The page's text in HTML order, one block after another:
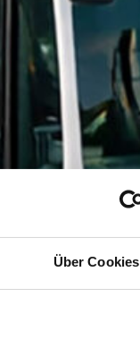
Über Cookies